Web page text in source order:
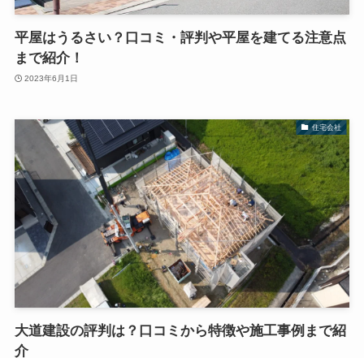
平屋はうるさい？口コミ・評判や平屋を建てる注意点
まで紹介！
2023年6月1日
住宅会社
大道建設の評判は？口コミから特徴や施工事例まで紹
介